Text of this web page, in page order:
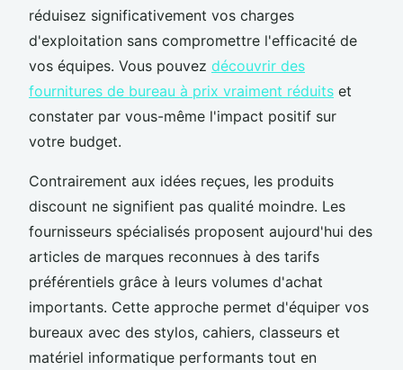
réduisez significativement vos charges
d'exploitation sans compromettre l'efficacité de
vos équipes. Vous pouvez découvrir des
fournitures de bureau à prix vraiment réduits et
constater par vous-même l'impact positif sur
votre budget.
Contrairement aux idées reçues, les produits
discount ne signifient pas qualité moindre. Les
fournisseurs spécialisés proposent aujourd'hui des
articles de marques reconnues à des tarifs
préférentiels grâce à leurs volumes d'achat
importants. Cette approche permet d'équiper vos
bureaux avec des stylos, cahiers, classeurs et
matériel informatique performants tout en